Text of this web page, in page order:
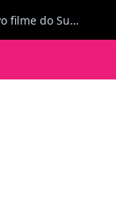
Carlos Ferreira diz: Fiquei surpreendido por ver a franquia StarFox no novo filme do Super Mario Galaxy - O filme. Boa! O tema de espaço está de novo na moda.